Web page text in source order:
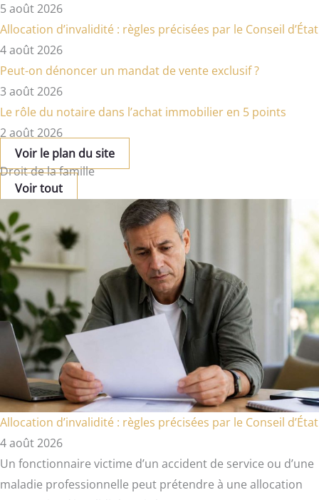
5 août 2026
Allocation d’invalidité : règles précisées par le Conseil d’État
4 août 2026
Peut-on dénoncer un mandat de vente exclusif ?
3 août 2026
Le rôle du notaire dans l’achat immobilier en 5 points
2 août 2026
Voir le plan du site
Droit de la famille
Voir tout
Allocation d’invalidité : règles précisées par le Conseil d’État
4 août 2026
Un fonctionnaire victime d’un accident de service ou d’une
maladie professionnelle peut prétendre à une allocation